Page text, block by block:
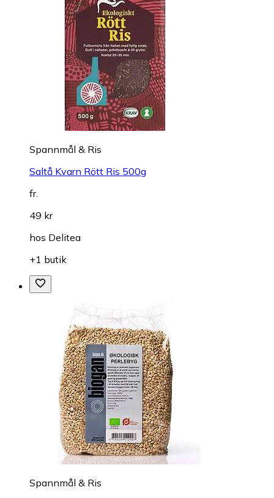
Spannmål & Ris
Saltå Kvarn Rött Ris 500g
fr.
49 kr
hos Delitea
+1 butik
Spannmål & Ris